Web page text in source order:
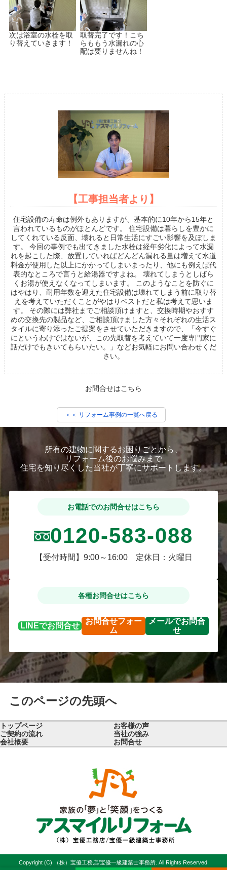
次は浴室の水栓を取
り替えていきます！
取替完了です！こち
らももう水漏れの心
配は要りませんね！
【工事担当者より】
住宅設備の寿命は例外もありますが、基本的に10年から15年と
言われているものがほとんどです。 住宅設備は暮らしを豊かに
してくれている反面、壊れると日常生活にすごい影響を及ぼしま
す。 今回の事例でも出てきました水栓は経年劣化によって水漏
れを起こした際、放置していればどんどん漏れる量は増えて水道
料金が使用した以上にかかってしまいまったり、他にも例えば代
表的なところで言うと給湯器ですよね。 壊れてしまうとしばら
くお湯が使えなくなってしまいます。 このようなことを防ぐに
はやはり、耐用年数を迎えた住宅設備は壊れてしまう前に取り替
えを考えていただくことがやはりベストだと私は考えて思いま
す。 その際には弊社までご相談頂けますと、交換時期やおすす
めの交換先の製品など、ご相談頂けました方々それぞれの生活ス
タイルに寄り添ったご提案をさせていただきますので、「今すぐ
にというわけではないが、この先取替を考えていて一度専門家に
話だけでもきいてもらいたい。」などお気軽にお問い合わせくだ
さい。
お問合せはこちら
＜＜ リフォーム事例の一覧へ戻る
所有の建物に関するお困りごとから、
リフォーム後のお悩みまで
住宅を知り尽くした当社が丁寧にサポートします。
お電話でのお問合せはこちら
0120-583-088
【受付時間】9:00～16:00 定休日：火曜日
各種お問合せはこちら
LINEでお問合せ
お問合せフォー
ム
メールでお問合
せ
このページの先頭へ
トップページ
お客様の声
ご契約の流れ
当社の強み
会社概要
お問合せ
Copyright (C) （株）宝優工務店/宝優一級建築士事務所. All Rights Reserved.